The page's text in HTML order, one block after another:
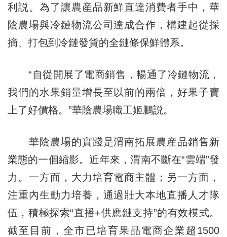
利説。為了讓農産品新鮮直達消費者手中，華
陰農場與冷鏈物流公司達成合作，構建起從採
摘、打包到冷鏈發貨的全鏈條保鮮體系。
“自從開展了電商銷售，暢通了冷鏈物流，
我們的水果銷量增長至以前的兩倍，好果子賣
上了好價格。”華陰農場職工姬鵬説。
華陰農場的實踐是渭南拓展農産品銷售新
業態的一個縮影。近年來，渭南不斷在“雲端”發
力。一方面，大力培育電商主體；另一方面，
注重內生動力培養，通過壯大本地直播人才隊
伍，積極探索“直播+供應鏈支持”的有效模式。
截至目前，全市已培育果品電商企業超1500